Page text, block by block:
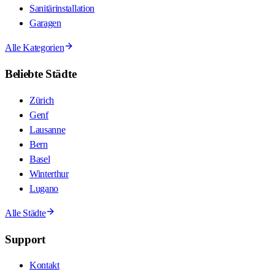
Sanitärinstallation
Garagen
Alle Kategorien
Beliebte Städte
Zürich
Genf
Lausanne
Bern
Basel
Winterthur
Lugano
Alle Städte
Support
Kontakt